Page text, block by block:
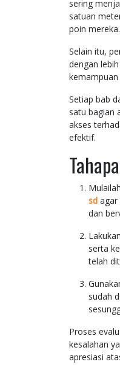
sering
satuan
poin mereka.
Selain itu,
dengan
Setiap bab
satu bagian
akses
efektif.
sd agar
dan
serta
telah
sudah
Proses
kesalahan
apresiasi